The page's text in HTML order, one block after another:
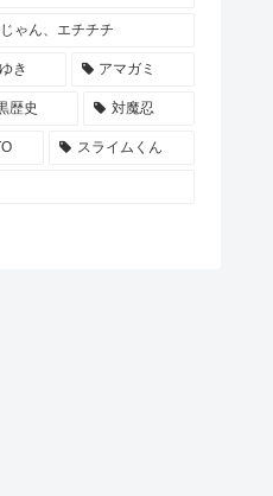
ゃん、エチチチ
き アマガミ
歴史 対魔忍
スライムくん